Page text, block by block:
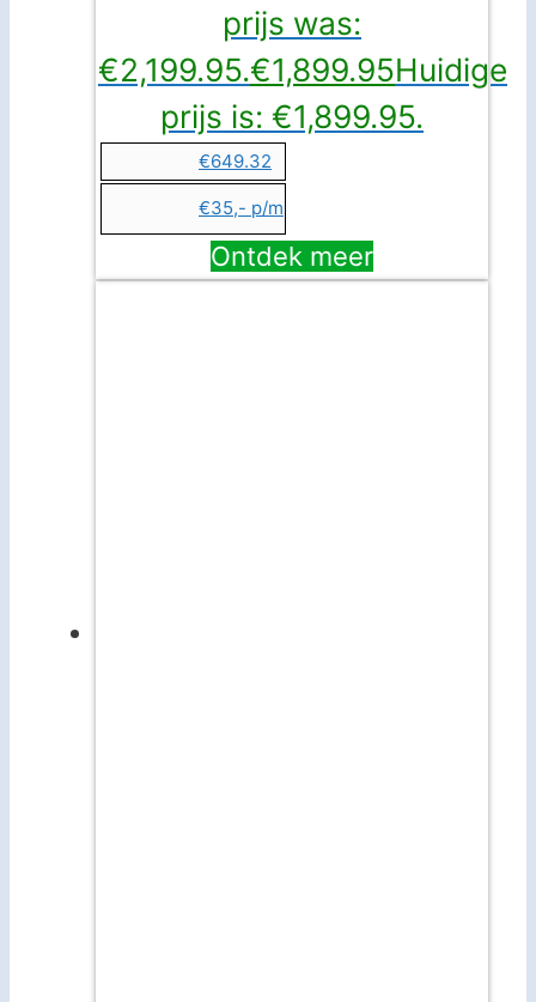
prijs was:
€2,199.95.€1,899.95Huidige
prijs is: €1,899.95.
€649.32
€35,- p/m
Ontdek meer